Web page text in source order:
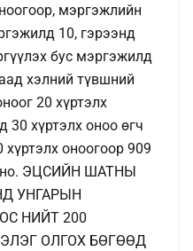
мэргэжлийн
10, гэрээнд
бус мэргэжилд
хэлний түвшний
20 хүртэлх
30 хүртэлх оноо өгч
оноогоор 909
ЭЦСИЙН ШАТНЫ
УНГАРЫН
НИЙТ 200
ОЛГОХ БӨГӨӨД